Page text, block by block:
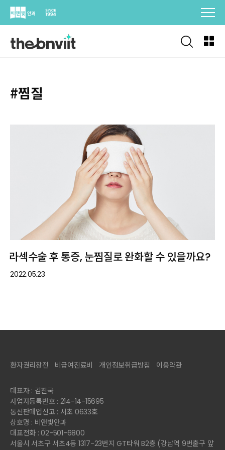
Skip
#찜질
라섹수술 후 통증, 눈찜질로 완화할 수 있을까요?
2022.05.23
환자권리장전 비급여진료비 개인정보취급방침 이용약관
대표자 : 김진국
사업자등록번호 : 214-14-15695
통신판매업신고 : 서초 0633호
상호명 : 비앤빛안과
대표전화 : 02-501-6800
서울시 서초구 서초4동 1317-23번지 GT타워 B2층 (강남역 9번출구 앞